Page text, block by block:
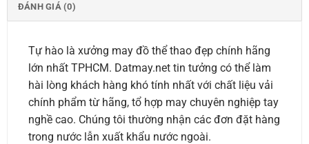
ĐÁNH GIÁ (0)
Tự hào là xưởng may đồ thể thao đẹp chính hãng
lớn nhất TPHCM. Datmay.net tin tưởng có thể làm
hài lòng khách hàng khó tính nhất với chất liệu vải
chính phẩm từ hãng, tổ hợp may chuyên nghiệp tay
nghề cao. Chúng tôi thường nhận các đơn đặt hàng
trong nước lẫn xuất khẩu nước ngoài.